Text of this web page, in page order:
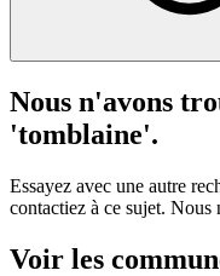
Nous n'avons
'tomblaine'.
Essayez avec une autre
contactiez à ce sujet.
Voir les